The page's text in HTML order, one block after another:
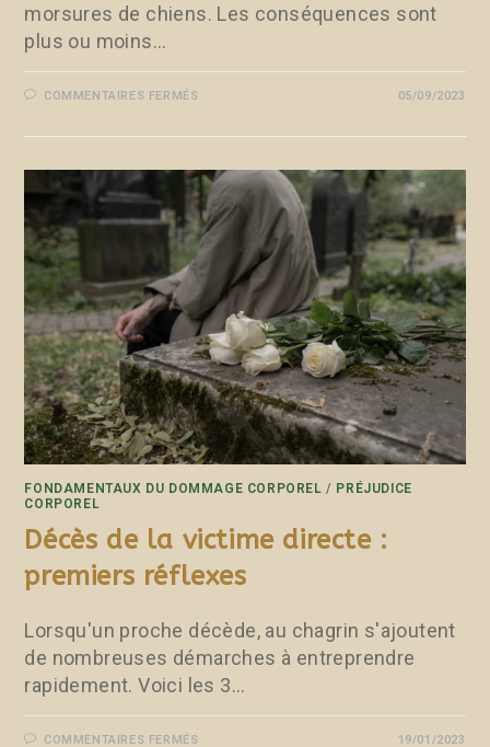
morsures de chiens. Les conséquences sont
plus ou moins…
COMMENTAIRES FERMÉS 05/09/2023
FONDAMENTAUX DU DOMMAGE CORPOREL / PRÉJUDICE
CORPOREL
Décès de la victime directe :
premiers réflexes
Lorsqu'un proche décède, au chagrin s'ajoutent
de nombreuses démarches à entreprendre
rapidement. Voici les 3…
COMMENTAIRES FERMÉS 19/01/2023